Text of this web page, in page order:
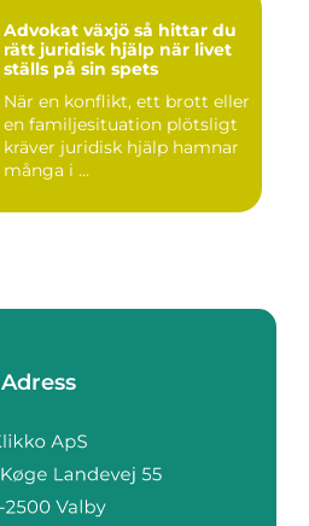
Advokat växjö så hittar du
rätt juridisk hjälp när livet
ställs på sin spets
När en konflikt, ett brott eller
en familjesituation plötsligt
kräver juridisk hjälp hamnar
många i ...
Adress